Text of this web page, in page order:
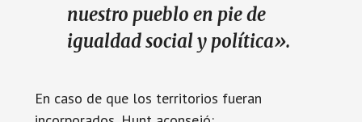
nuestro pueblo en pie de
igualdad social y política».
En caso de que los territorios fueran